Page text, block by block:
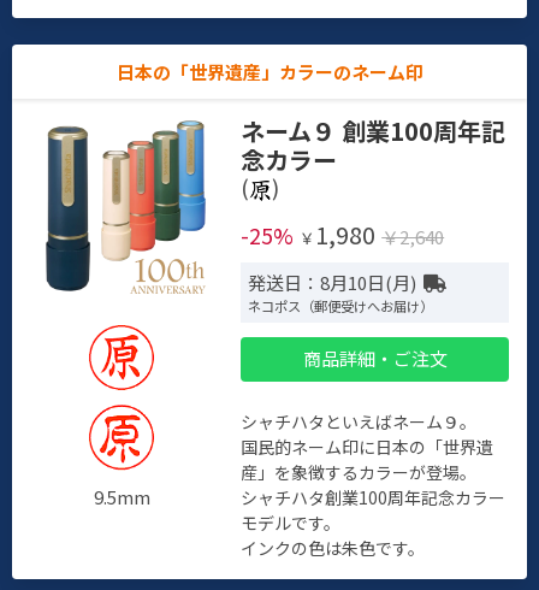
日本の「世界遺産」カラーのネーム印
9.5mm
ネーム９ 創業100周年記
念カラー
(
)
-25% ￥ 1,980 ￥2,640
発送日：8月10日(月)
ネコポス（郵便受けへお届け）
商品詳細・ご注文
シャチハタといえばネーム９。
国民的ネーム印に日本の「世界遺
産」を象徴するカラーが登場。
シャチハタ創業100周年記念カラー
モデルです。
インクの色は朱色です。